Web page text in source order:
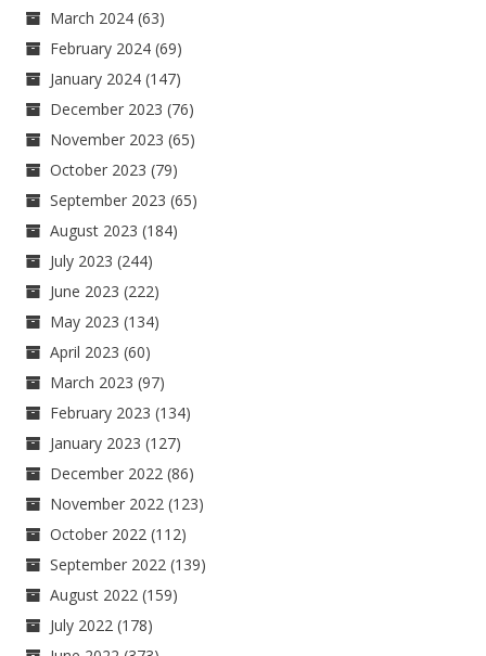
March 2024 (63)
February 2024 (69)
January 2024 (147)
December 2023 (76)
November 2023 (65)
October 2023 (79)
September 2023 (65)
August 2023 (184)
July 2023 (244)
June 2023 (222)
May 2023 (134)
April 2023 (60)
March 2023 (97)
February 2023 (134)
January 2023 (127)
December 2022 (86)
November 2022 (123)
October 2022 (112)
September 2022 (139)
August 2022 (159)
July 2022 (178)